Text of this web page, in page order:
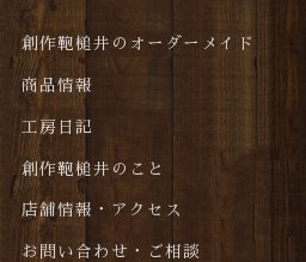
創作鞄槌井のオーダーメイド
商品情報
工房日記
創作鞄槌井のこと
店舗情報・アクセス
お問い合わせ・ご相談